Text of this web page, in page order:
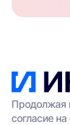
Продолжая
согласие